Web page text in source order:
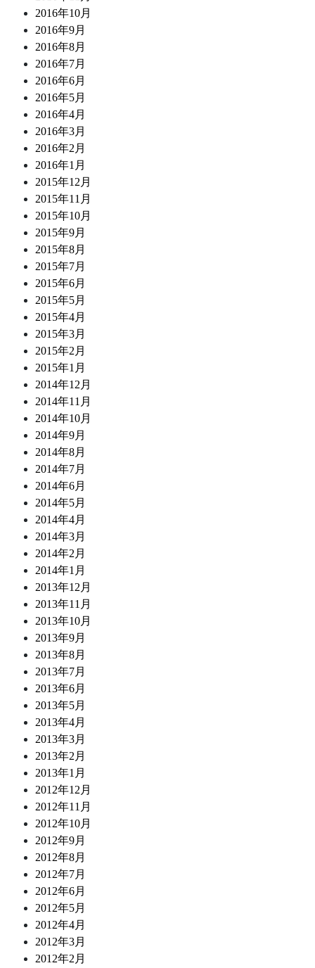
2016年10月
2016年9月
2016年8月
2016年7月
2016年6月
2016年5月
2016年4月
2016年3月
2016年2月
2016年1月
2015年12月
2015年11月
2015年10月
2015年9月
2015年8月
2015年7月
2015年6月
2015年5月
2015年4月
2015年3月
2015年2月
2015年1月
2014年12月
2014年11月
2014年10月
2014年9月
2014年8月
2014年7月
2014年6月
2014年5月
2014年4月
2014年3月
2014年2月
2014年1月
2013年12月
2013年11月
2013年10月
2013年9月
2013年8月
2013年7月
2013年6月
2013年5月
2013年4月
2013年3月
2013年2月
2013年1月
2012年12月
2012年11月
2012年10月
2012年9月
2012年8月
2012年7月
2012年6月
2012年5月
2012年4月
2012年3月
2012年2月